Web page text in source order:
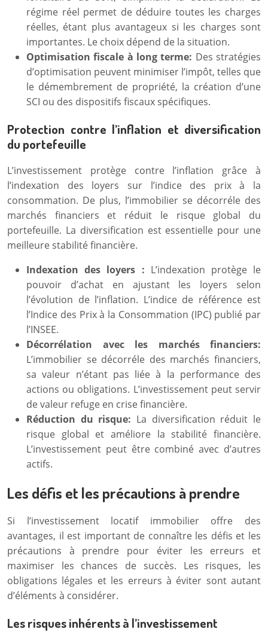
régime réel permet de déduire toutes les charges
réelles, étant plus avantageux si les charges sont
importantes. Le choix dépend de la situation.
Optimisation fiscale à long terme: Des stratégies
d’optimisation peuvent minimiser l’impôt, telles que
le démembrement de propriété, la création d’une
SCI ou des dispositifs fiscaux spécifiques.
Protection contre l’inflation et diversification
du portefeuille
L’investissement protège contre l’inflation grâce à
l’indexation des loyers sur l’indice des prix à la
consommation. De plus, l’immobilier se décorréle des
marchés financiers et réduit le risque global du
portefeuille. La diversification est essentielle pour une
meilleure stabilité financière.
Indexation des loyers : L’indexation protège le
pouvoir d’achat en ajustant les loyers selon
l’évolution de l’inflation. L’indice de référence est
l’Indice des Prix à la Consommation (IPC) publié par
l’INSEE.
Décorrélation avec les marchés financiers:
L’immobilier se décorréle des marchés financiers,
sa valeur n’étant pas liée à la performance des
actions ou obligations. L’investissement peut servir
de valeur refuge en crise financière.
Réduction du risque: La diversification réduit le
risque global et améliore la stabilité financière.
L’investissement peut être combiné avec d’autres
actifs.
Les défis et les précautions à prendre
Si l’investissement locatif immobilier offre des
avantages, il est important de connaître les défis et les
précautions à prendre pour éviter les erreurs et
maximiser les chances de succès. Les risques, les
obligations légales et les erreurs à éviter sont autant
d’éléments à considérer.
Les risques inhérents à l’investissement